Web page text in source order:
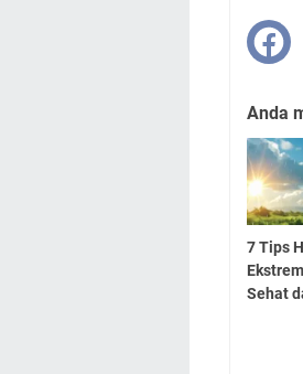
Anda
7 Tips
Sehat